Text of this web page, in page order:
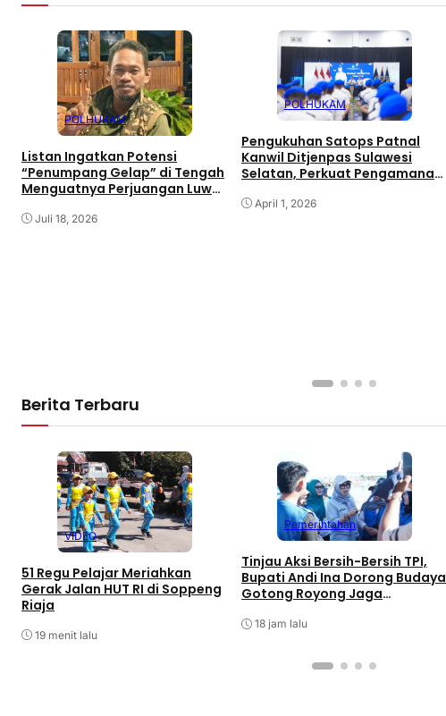
POLHUKAM
Listan Ingatkan Potensi
“Penumpang Gelap” di Tengah
Menguatnya Perjuangan Luwu
Juli 18, 2026
POLHUKAM
Pengukuhan Satops Patnal
Kanwil Ditjenpas Sulawesi
Selatan, Perkuat Pengamanan
April 1, 2026
Berita Terbaru
VIDEO
51 Regu Pelajar Meriahkan
Gerak Jalan HUT RI di Soppeng
Riaja
19 menit lalu
Pemerintahan
Tinjau Aksi Bersih-Bersih TPI,
Bupati Andi Ina Dorong Budaya
Gotong Royong Jaga
18 jam lalu